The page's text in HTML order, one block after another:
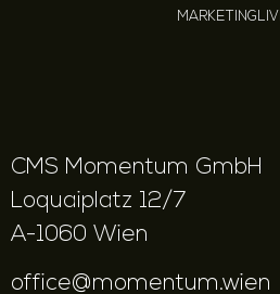
CMS Momentum GmbH
Loquaiplatz 12/7
A-1060 Wien
office@momentum.wien